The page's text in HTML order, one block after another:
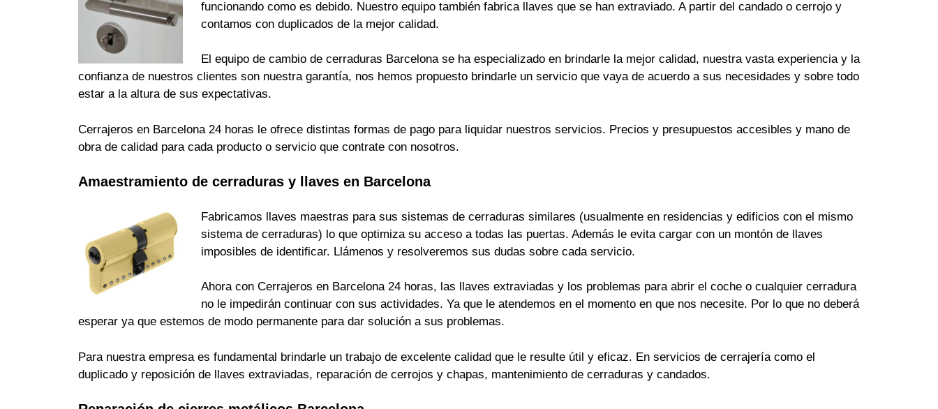
funcionando como es debido. Nuestro equipo también fabrica llaves que se han extraviado. A partir del candado o cerrojo y
contamos con duplicados de la mejor calidad.
El equipo de cambio de cerraduras Barcelona se ha especializado en brindarle la mejor calidad, nuestra vasta experiencia y la
confianza de nuestros clientes son nuestra garantía, nos hemos propuesto brindarle un servicio que vaya de acuerdo a sus necesidades y sobre todo
estar a la altura de sus expectativas.
Cerrajeros en Barcelona 24 horas le ofrece distintas formas de pago para liquidar nuestros servicios. Precios y presupuestos accesibles y mano de
obra de calidad para cada producto o servicio que contrate con nosotros.
Amaestramiento de cerraduras y llaves en Barcelona
Fabricamos llaves maestras para sus sistemas de cerraduras similares (usualmente en residencias y edificios con el mismo
sistema de cerraduras) lo que optimiza su acceso a todas las puertas. Además le evita cargar con un montón de llaves
imposibles de identificar. Llámenos y resolveremos sus dudas sobre cada servicio.
Ahora con Cerrajeros en Barcelona 24 horas, las llaves extraviadas y los problemas para abrir el coche o cualquier cerradura
no le impedirán continuar con sus actividades. Ya que le atendemos en el momento en que nos necesite. Por lo que no deberá
esperar ya que estemos de modo permanente para dar solución a sus problemas.
Para nuestra empresa es fundamental brindarle un trabajo de excelente calidad que le resulte útil y eficaz. En servicios de cerrajería como el
duplicado y reposición de llaves extraviadas, reparación de cerrojos y chapas, mantenimiento de cerraduras y candados.